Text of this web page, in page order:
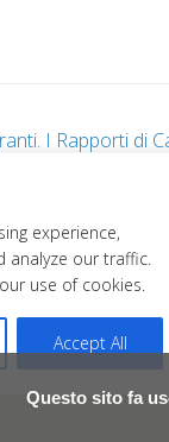
Questo sito fa
experience,
analyze our traffic.
use of cookies.
Accept All
I Rapporti di
Contatti